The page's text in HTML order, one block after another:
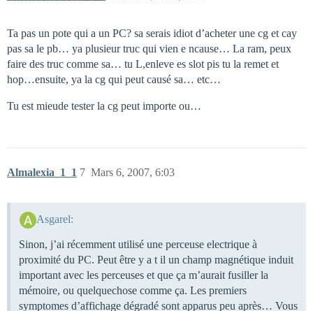
Ta pas un pote qui a un PC? sa serais idiot d’acheter une cg et cay
pas sa le pb… ya plusieur truc qui vien e ncause… La ram, peux
faire des truc comme sa… tu L,enleve es slot pis tu la remet et
hop…ensuite, ya la cg qui peut causé sa… etc…
Tu est mieude tester la cg peut importe ou…
Almalexia_1_1 Mars 6, 2007, 6:03
7
Asgarel:
Sinon, j’ai récemment utilisé une perceuse electrique à
proximité du PC. Peut être y a t il un champ magnétique induit
important avec les perceuses et que ça m’aurait fusiller la
mémoire, ou quelquechose comme ça. Les premiers
symptomes d’affichage dégradé sont apparus peu après… Vous